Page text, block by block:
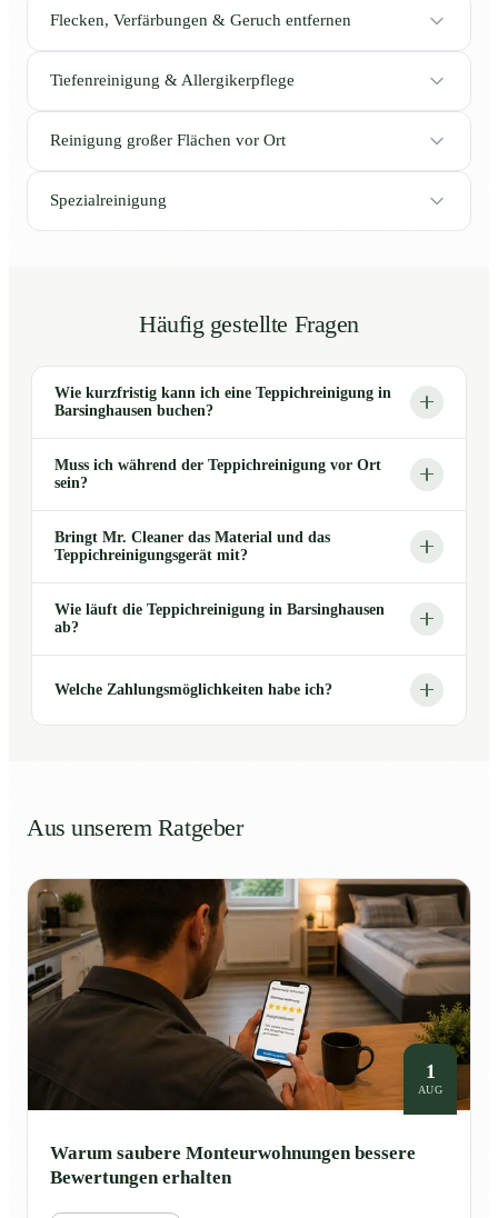
Flecken, Verfärbungen & Geruch entfernen
Tiefenreinigung & Allergikerpflege
Reinigung großer Flächen vor Ort
Spezialreinigung
Häufig gestellte Fragen
Wie kurzfristig kann ich eine Teppichreinigung in
Barsinghausen buchen?
Muss ich während der Teppichreinigung vor Ort
sein?
Bringt Mr. Cleaner das Material und das
Teppichreinigungsgerät mit?
Wie läuft die Teppichreinigung in Barsinghausen
ab?
Welche Zahlungsmöglichkeiten habe ich?
Aus unserem Ratgeber
1
AUG
Warum saubere Monteurwohnungen bessere
Bewertungen erhalten